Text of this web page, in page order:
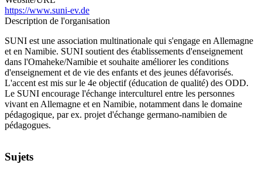
https://www.suni-ev.de
Description de l'organisation
SUNI est une association multinationale qui s'engage en Allemagne
et en Namibie. SUNI soutient des établissements d'enseignement
dans l'Omaheke/Namibie et souhaite améliorer les conditions
d'enseignement et de vie des enfants et des jeunes défavorisés.
L'accent est mis sur le 4e objectif (éducation de qualité) des ODD.
Le SUNI encourage l'échange interculturel entre les personnes
vivant en Allemagne et en Namibie, notamment dans le domaine
pédagogique, par ex. projet d'échange germano-namibien de
pédagogues.
Sujets